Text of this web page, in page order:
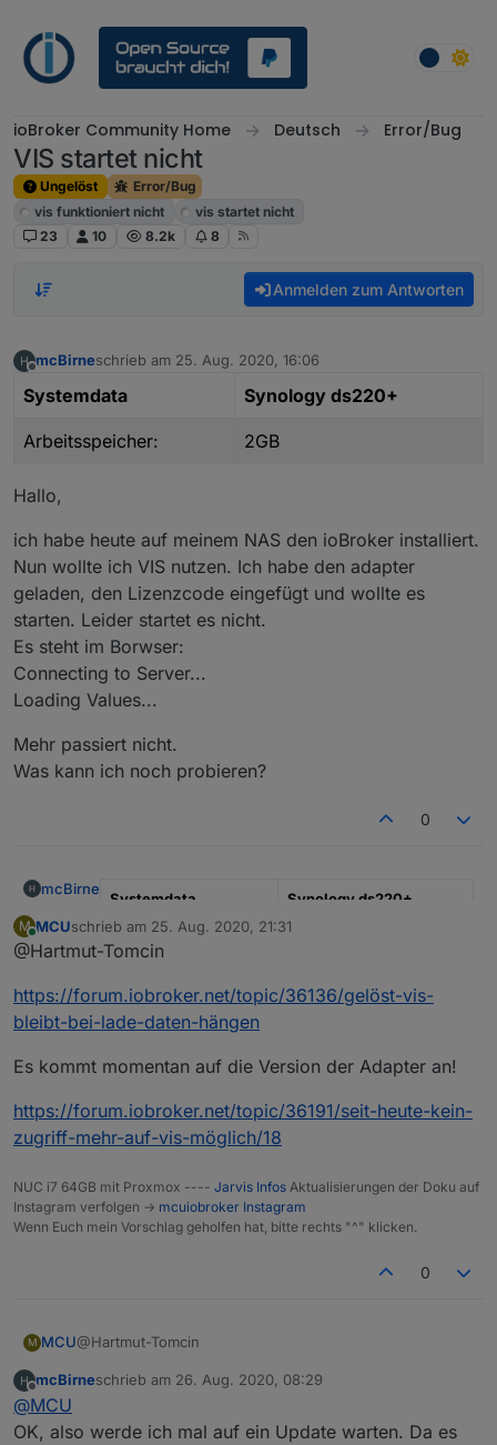
ioBroker Community Home Deutsch Error/Bug
VIS startet nicht
Ungelöst
Error/Bug
vis funktioniert nicht
vis startet nicht
23
10 8.2k 8
Anmelden zum Antworten
Offline
mcBirneschrieb am 25. Aug. 2020, 16:06
zuletzt editiert von
Systemdata Synology ds220+
Arbeitsspeicher: 2GB
Hallo,
ich habe heute auf meinem NAS den ioBroker installiert.
Nun wollte ich VIS nutzen. Ich habe den adapter
geladen, den Lizenzcode eingefügt und wollte es
starten. Leider startet es nicht.
Es steht im Borwser:
Connecting to Server...
Loading Values...
Mehr passiert nicht.
Was kann ich noch probieren?
0
mcBirne
Systemdata Synology ds220+
Arbeitsspeicher: 2GB
Hallo,
ich habe heute auf meinem NAS den ioBroker
adapter geladen, den Lizenzcode eingefügt und
Es steht im Borwser:
Connecting to Server...
Mehr passiert nicht.
M
Online
MCUschrieb am 25. Aug. 2020, 21:31
zuletzt editiert von
@Hartmut-Tomcin
https://forum.iobroker.net/topic/36136/gelöst-vis-
bleibt-bei-lade-daten-hängen
Es kommt momentan auf die Version der Adapter an!
https://forum.iobroker.net/topic/36191/seit-heute-kein-
zugriff-mehr-auf-vis-möglich/18
NUC i7 64GB mit Proxmox ---- Jarvis Infos Aktualisierungen der Doku auf
Instagram verfolgen -> mcuiobroker Instagram
Wenn Euch mein Vorschlag geholfen hat, bitte rechts "^" klicken.
0
M MCU@Hartmut-Tomcin
https://forum.iobroker.net/topic/36136/gelöst-vis-bleibt-
Es kommt momentan auf die Version der Adapter an!
Offline
mcBirneschrieb am 26. Aug. 2020, 08:29
zuletzt editiert von
@MCU
OK, also werde ich mal auf ein Update warten. Da es